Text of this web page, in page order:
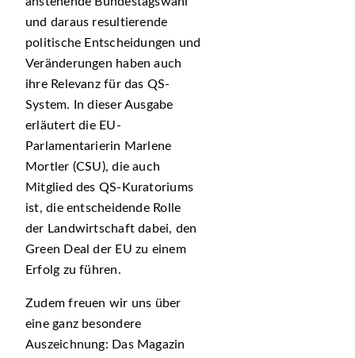
und daraus resultierende
politische Entscheidungen und
Veränderungen haben auch
ihre Relevanz für das QS-
System. In dieser Ausgabe
erläutert die EU-
Parlamentarierin Marlene
Mortler (CSU), die auch
Mitglied des QS-Kuratoriums
ist, die entscheidende Rolle
der Landwirtschaft dabei, den
Green Deal der EU zu einem
Erfolg zu führen.
Zudem freuen wir uns über
eine ganz besondere
Auszeichnung: Das Magazin